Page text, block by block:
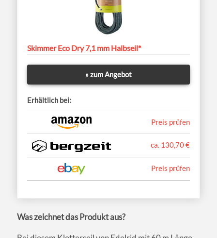
Skimmer Eco Dry 7,1 mm Halbseil*
» zum Angebot
Erhältlich bei:
Preis prüfen
ca. 130,70 €
Preis prüfen
Was zeichnet das Produkt aus?